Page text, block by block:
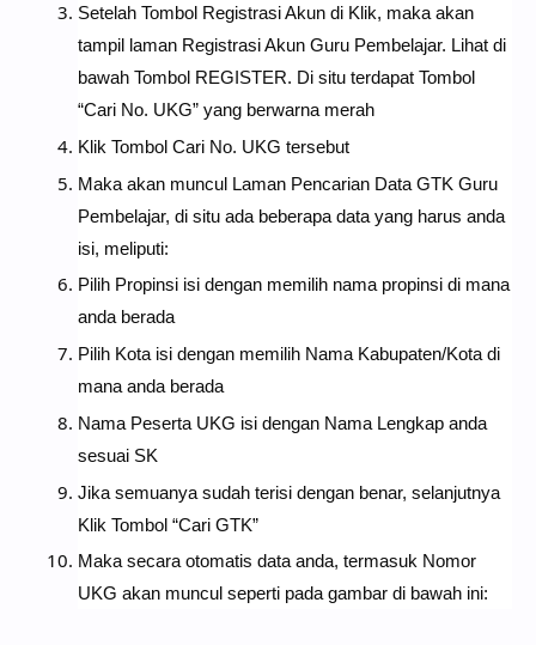
Setelah Tombol Registrasi Akun di Klik, maka akan
tampil laman Registrasi Akun Guru Pembelajar. Lihat di
bawah Tombol REGISTER. Di situ terdapat Tombol
“Cari No. UKG” yang berwarna merah
Klik Tombol Cari No. UKG tersebut
Maka akan muncul Laman Pencarian Data GTK Guru
Pembelajar, di situ ada beberapa data yang harus anda
isi, meliputi:
Pilih Propinsi isi dengan memilih nama propinsi di mana
anda berada
Pilih Kota isi dengan memilih Nama Kabupaten/Kota di
mana anda berada
Nama Peserta UKG isi dengan Nama Lengkap anda
sesuai SK
Jika semuanya sudah terisi dengan benar, selanjutnya
Klik Tombol “Cari GTK”
Maka secara otomatis data anda, termasuk Nomor
UKG akan muncul seperti pada gambar di bawah ini: